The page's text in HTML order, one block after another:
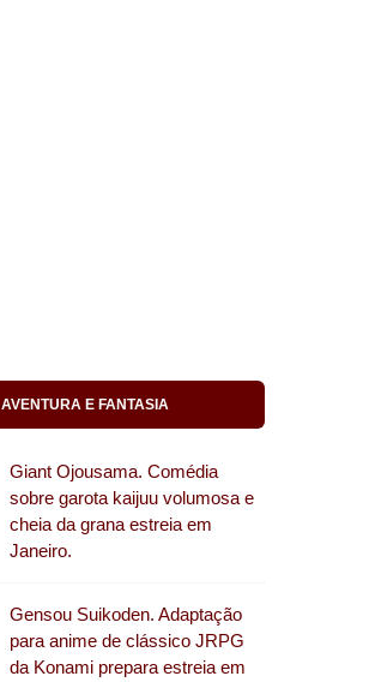
AVENTURA E FANTASIA
Giant Ojousama. Comédia
sobre garota kaijuu volumosa e
cheia da grana estreia em
Janeiro.
Gensou Suikoden. Adaptação
para anime de clássico JRPG
da Konami prepara estreia em